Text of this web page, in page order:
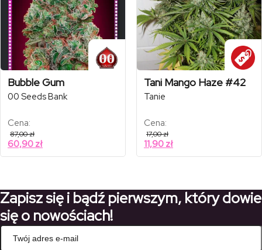
Bubble Gum
00 Seeds Bank
Cena:
87,00zł
60,90 zł
Tani Mango Haze #42
Tanie
Cena:
17,00zł
11,90 zł
Zapisz się i bądź pierwszym, który dowie
się o nowościach!